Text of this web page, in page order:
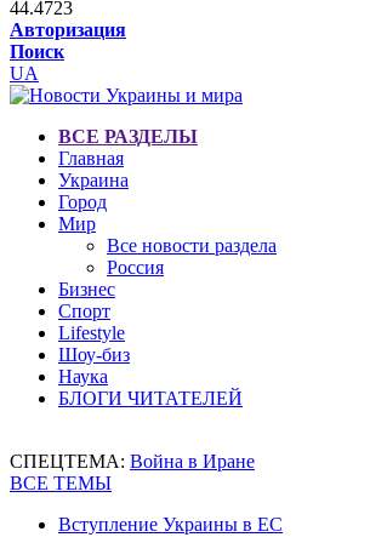
44.4723
Авторизация
Поиск
UA
ВСЕ РАЗДЕЛЫ
Главная
Украина
Город
Мир
Все новости раздела
Россия
Бизнес
Спорт
Lifestyle
Шоу-биз
Наука
БЛОГИ ЧИТАТЕЛЕЙ
СПЕЦТЕМА: Война в Иране
ВСЕ ТЕМЫ
Вступление Украины в ЕС